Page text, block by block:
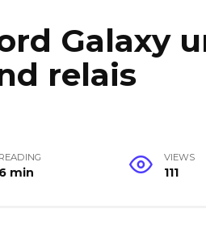
Galaxy
relais
READING
6 min
VIEWS
111